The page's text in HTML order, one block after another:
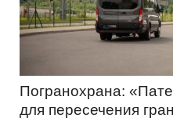
Погранохрана:
для пересечения